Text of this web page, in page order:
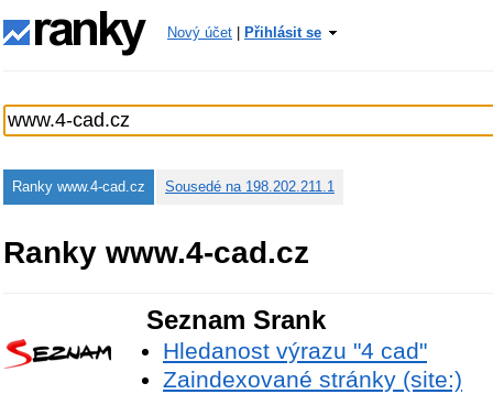
Nový účet Přihlásit se
Ranky www.4-cad.cz Sousedé na 198.202.211.1
Ranky www.4-cad.cz
Seznam Srank
Hledanost výrazu "4 cad"
Zaindexované stránky (site:)